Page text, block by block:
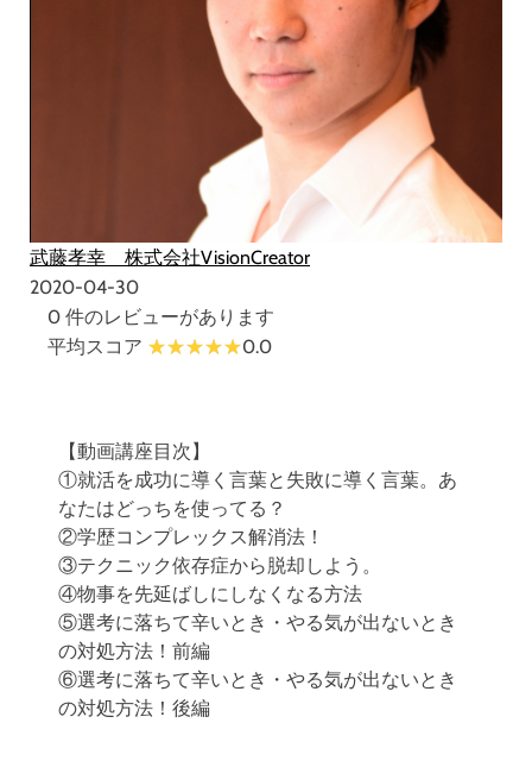
武藤孝幸 株式会社VisionCreator
2020-04-30
0 件のレビューがあります
平均スコア
0.0
【動画講座目次】
①就活を成功に導く言葉と失敗に導く言葉。あ
なたはどっちを使ってる？
②学歴コンプレックス解消法！
③テクニック依存症から脱却しよう。
④物事を先延ばしにしなくなる方法
⑤選考に落ちて辛いとき・やる気が出ないとき
の対処方法！前編
⑥選考に落ちて辛いとき・やる気が出ないとき
の対処方法！後編